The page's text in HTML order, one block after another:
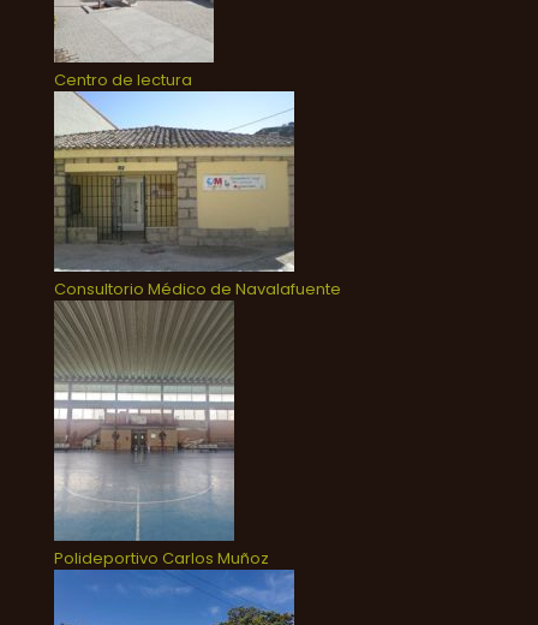
Centro de lectura
Consultorio Médico de Navalafuente
Polideportivo Carlos Muñoz